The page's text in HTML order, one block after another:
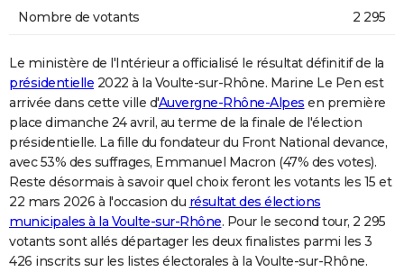
Nombre de votants 2 295
Le ministère de l'Intérieur a officialisé le résultat définitif de la
présidentielle 2022 à la Voulte-sur-Rhône. Marine Le Pen est
arrivée dans cette ville d'Auvergne-Rhône-Alpes en première
place dimanche 24 avril, au terme de la finale de l'élection
présidentielle. La fille du fondateur du Front National devance,
avec 53% des suffrages, Emmanuel Macron (47% des votes).
Reste désormais à savoir quel choix feront les votants les 15 et
22 mars 2026 à l'occasion du résultat des élections
municipales à la Voulte-sur-Rhône. Pour le second tour, 2 295
votants sont allés départager les deux finalistes parmi les 3
426 inscrits sur les listes électorales à la Voulte-sur-Rhône.